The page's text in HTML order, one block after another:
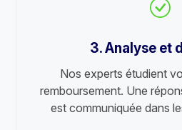
3. Analyse et
Nos experts étudient
remboursement. Une
est communiquée dans